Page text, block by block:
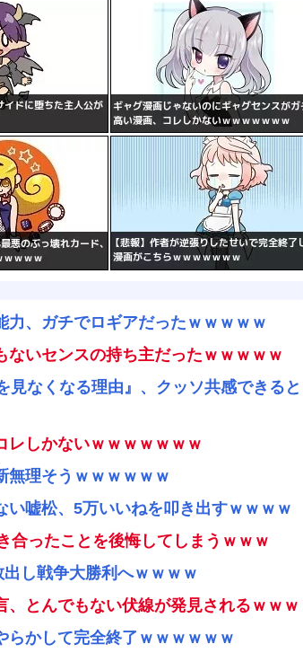
力、ガチでロギアだったｗｗｗｗｗ
ないセンスの持ち主だったｗｗｗｗｗ
なくなる理由』、クッソ共感できると
レしかないｗｗｗｗｗｗｗ
無理そうｗｗｗｗｗｗ
嘘松、5万いいねを叩き出すｗｗｗｗ
合ったことを後悔してしまうｗｗｗ
し戦争大勝利へｗｗｗｗ
、とんでもない伏線が発見されるｗｗｗ
らかして完全終了ｗｗｗｗｗｗ